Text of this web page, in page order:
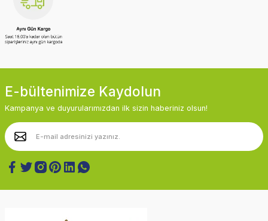
E-bültenimize Kaydolun
Kampanya ve duyurularımızdan ilk sizin haberiniz olsun!